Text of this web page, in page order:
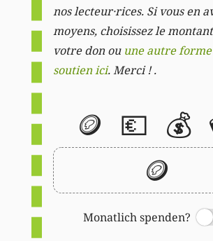
nos lecteur·rices. Si vous en
moyens, choisissez le
votre don ou une autre
soutien ici. Merci ! .
🪙 💶 💰
🪙
Monatlich spenden?
Switch